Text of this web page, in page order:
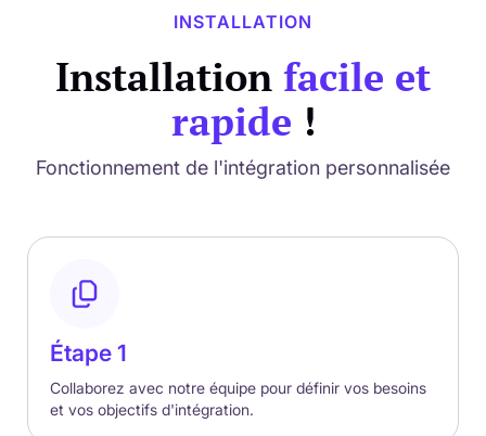
INSTALLATION
Installation facile et
rapide !
Fonctionnement de l'intégration personnalisée
Étape 1
Collaborez avec notre équipe pour définir vos besoins
et vos objectifs d'intégration.